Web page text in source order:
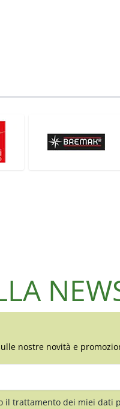
nostre novità e
il trattamento dei miei dati